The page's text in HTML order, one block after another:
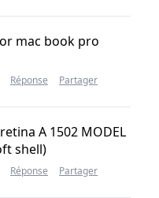
mac book pro
Réponse Partager
A 1502 MODEL
shell)
Réponse Partager